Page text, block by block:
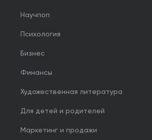
Научпоп
Психология
Бизнес
Финансы
Художественная литература
Для детей и родителей
Маркетинг и продажи